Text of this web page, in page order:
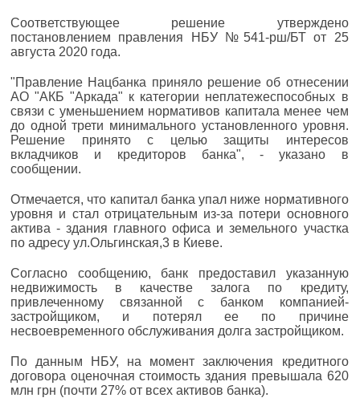
Соответствующее решение утверждено
постановлением правления НБУ №541-рш/БТ от 25
августа 2020 года.
"Правление Нацбанка приняло решение об отнесении
АО "АКБ "Аркада" к категории неплатежеспособных в
связи с уменьшением нормативов капитала менее чем
до одной трети минимального установленного уровня.
Решение принято с целью защиты интересов
вкладчиков и кредиторов банка", - указано в
сообщении.
Отмечается, что капитал банка упал ниже нормативного
уровня и стал отрицательным из-за потери основного
актива - здания главного офиса и земельного участка
по адресу ул.Ольгинская,3 в Киеве.
Согласно сообщению, банк предоставил указанную
недвижимость в качестве залога по кредиту,
привлеченному связанной с банком компанией-
застройщиком, и потерял ее по причине
несвоевременного обслуживания долга застройщиком.
По данным НБУ, на момент заключения кредитного
договора оценочная стоимость здания превышала 620
млн грн (почти 27% от всех активов банка).